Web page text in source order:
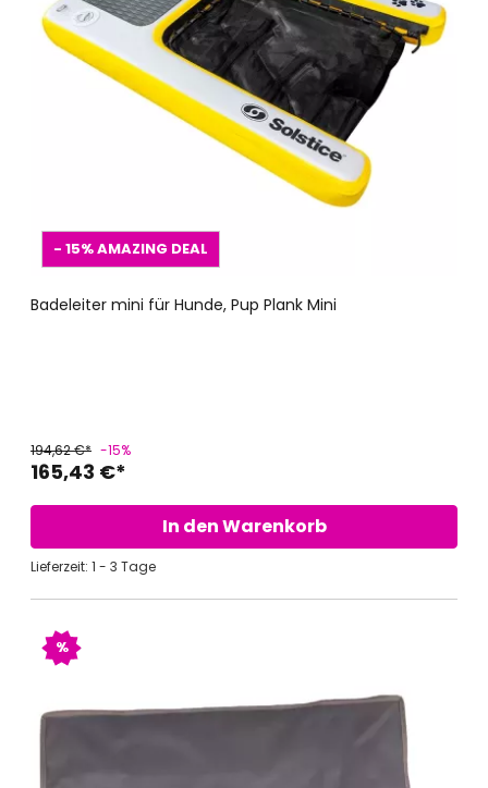
- 15%AMAZING DEAL
Badeleiter mini für Hunde, Pup Plank Mini
165,43 €*
194,62 €* -15%
In den Warenkorb
Lieferzeit: 1 - 3 Tage
%